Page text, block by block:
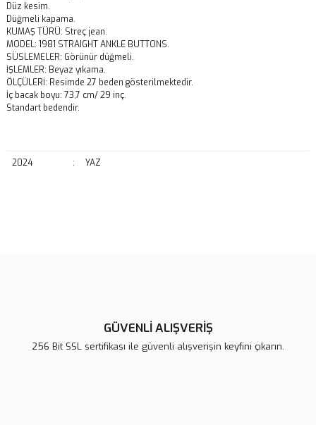
Düz kesim.
Düğmeli kapama.
KUMAŞ TÜRÜ: Streç jean.
MODEL: 1981 STRAIGHT ANKLE BUTTONS.
SÜSLEMELER: Görünür düğmeli.
İŞLEMLER: Beyaz yıkama.
ÖLÇÜLERİ: Resimde 27 beden gösterilmektedir.
İç bacak boyu: 73,7 cm/ 29 inç.
Standart bedendir.
2024 : YAZ
Ürün açıklamasında eksik bilgiler bulunuyor.
GÜVENLİ ALIŞVERİŞ
256 Bit SSL sertifikası ile güvenli alışverişin keyfini çıkarın.